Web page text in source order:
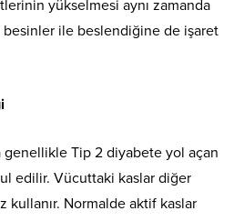
yükselmesi aynı zamanda
besinler ile beslendiğine de işaret
Tip 2 diyabete yol açan
edilir. Vücuttaki kaslar diğer
kullanır. Normalde aktif kaslar